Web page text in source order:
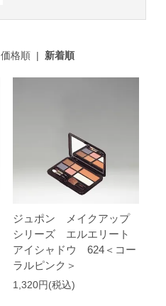
価格順| 新着順
ジュポン メイクアップ
シリーズ エルエリート
アイシャドウ 624＜コー
ラルピンク＞
1,320円(税込)